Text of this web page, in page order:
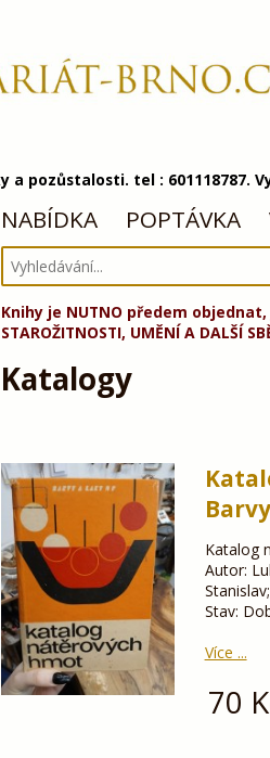
a pozůstalosti. tel : 601118787.
NABÍDKA POPTÁVKA
Knihy je NUTNO předem objednat,
STAROŽITNOSTI, UMĚNÍ A DALŠÍ
Katalogy
Katalog
Autor:
Stav:
Více ...
70